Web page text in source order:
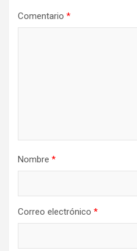
Comentario *
Nombre *
Correo electrónico *